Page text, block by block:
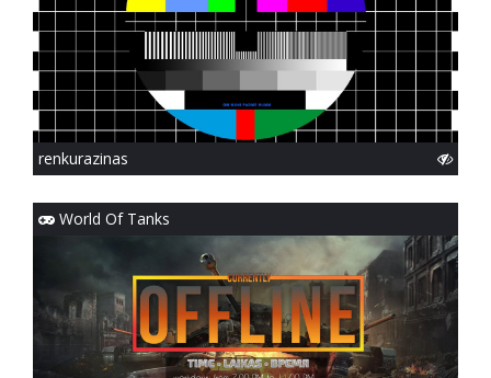
renkurazinas
World Of Tanks